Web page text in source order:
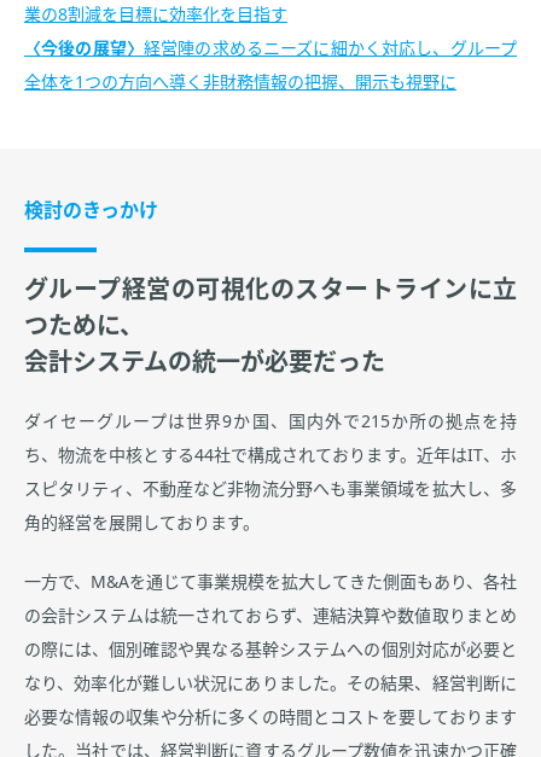
業の8割減を目標に効率化を目指す
今後の展望
経営陣の求めるニーズに細かく対応し、グループ
全体を1つの方向へ導く非財務情報の把握、開示も視野に
検討のきっかけ
グループ経営の可視化のスタートラインに立
つために、
会計システムの統一が必要だった
ダイセーグループは世界9か国、国内外で215か所の拠点を持
ち、物流を中核とする44社で構成されております。近年はIT、ホ
スピタリティ、不動産など非物流分野へも事業領域を拡大し、多
角的経営を展開しております。
一方で、M&Aを通じて事業規模を拡大してきた側面もあり、各社
の会計システムは統一されておらず、連結決算や数値取りまとめ
の際には、個別確認や異なる基幹システムへの個別対応が必要と
なり、効率化が難しい状況にありました。その結果、経営判断に
必要な情報の収集や分析に多くの時間とコストを要しております
した。当社では、経営判断に資するグループ数値を迅速かつ正確